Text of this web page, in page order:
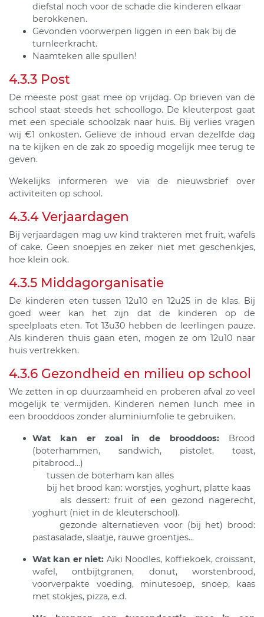
diefstal noch voor de schade die kinderen elkaar
berokkenen.
Gevonden voorwerpen liggen in een bak bij de
turnleerkracht.
Naamteken alle spullen!
4.3.3 Post
De meeste post gaat mee op vrijdag. Op brieven van de
school staat steeds het schoollogo. De kleuterpost gaat
met een speciale schoolzak naar huis. Bij verlies vragen
wij €1 onkosten. Gelieve de inhoud ervan dezelfde dag
na te kijken en de zak zo spoedig mogelijk mee terug te
geven.
Wekelijks informeren we via de nieuwsbrief over
activiteiten op school.
4.3.4 Verjaardagen
Bij verjaardagen mag uw kind trakteren met fruit, wafels
of cake. Geen snoepjes en zeker niet met geschenkjes,
hoe klein ook.
4.3.5 Middagorganisatie
De kinderen eten tussen 12u10 en 12u25 in de klas. Bij
goed weer kan het zijn dat de kinderen op de
speelplaats eten. Tot 13u30 hebben de leerlingen pauze.
Als kinderen thuis gaan eten, mogen ze om 12u10 naar
huis vertrekken.
4.3.6 Gezondheid en milieu op school
We zetten in op duurzaamheid en proberen afval zo veel
mogelijk te vermijden. Kinderen nemen lunch mee in
een brooddoos zonder aluminiumfolie te gebruiken.
Wat kan er zoal in de brooddoos: Brood
(boterhammen, sandwich, pistolet, toast,
pitabrood...)
tussen de boterham kan alles
bij het brood kan: worstjes, yoghurt, platte kaas
als dessert: fruit of een gezond nagerecht,
yoghurt (niet in de kleuterschool).
gezonde alternatieven voor (bij het) brood:
pastasalade, slaatje, rauwe groentjes...
Wat kan er niet: Aiki Noodles, koffiekoek, croissant,
wafel, ontbijtgranen, donut, worstenbrood,
voorverpakte voeding, minutesoep, snoep, kaas
met stokjes, pizza, e.d.